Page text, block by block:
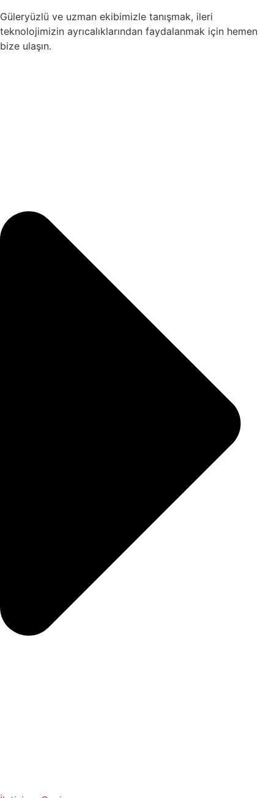
Güleryüzlü ve uzman ekibimizle tanışmak, ileri
teknolojimizin ayrıcalıklarından faydalanmak için hemen
bize ulaşın.